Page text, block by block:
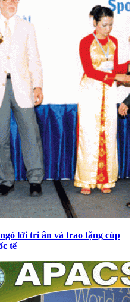
lời tri ân và trao tặng cúp
tế